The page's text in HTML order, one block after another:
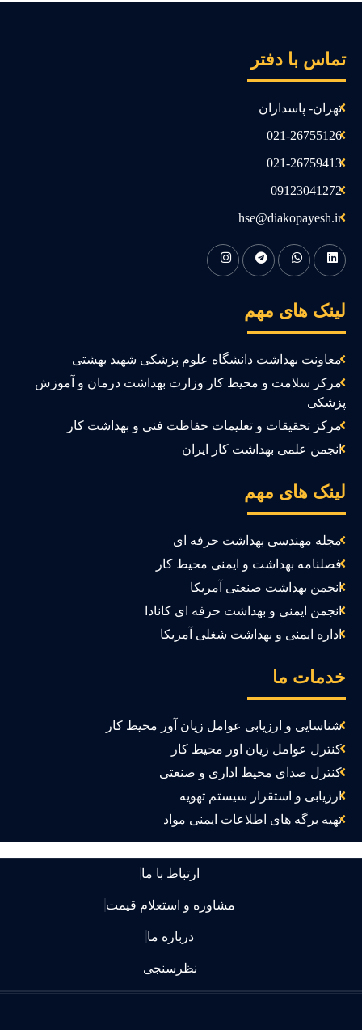
با دفتر
تهران- پاسداران
021-26755126
021-26759413
09123041272
hse@diakopayesh.ir
های مهم
معاونت بهداشت دانشگاه علوم پزشکی شهید بهشتی
مرکز سلامت و محیط کار وزارت بهداشت درمان و آموزش
مرکز تحقیقات و تعلیمات حفاظت فنی و بهداشت کار
انجمن علمی بهداشت کار ایران
های مهم
مجله مهندسی بهداشت حرفه ای
فصلنامه بهداشت و ایمنی محیط کار
انجمن بهداشت صنعتی آمریکا
انجمن ایمنی و بهداشت حرفه ای کانادا
اداره ایمنی و بهداشت شغلی آمریکا
ما
شناسایی و ارزیابی عوامل زیان آور محیط کار
کنترل عوامل زیان اور محیط کار
کنترل صدای محیط اداری و صنعتی
ارزیابی و استقرار سیستم تهویه
تهیه برگه های اطلاعات ایمنی مواد
ارتباط با ما
مشاوره و استعلام قیمت
درباره ما
نظرسنجی